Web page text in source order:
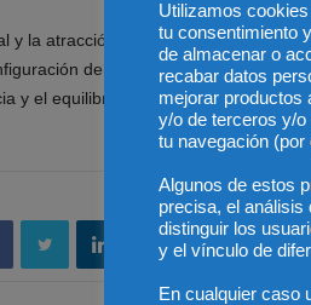
y la atracción de talento han
del modelo, basado en la
y el equilibrio de las personas en la
Utilizamos
tu consentimiento
de almacenar o
recabar datos
mejorar productos
y/o de terceros y/
tu navegación
Algunos de estos
precisa, el
distinguir los
y el vínculo de
En cualquier caso